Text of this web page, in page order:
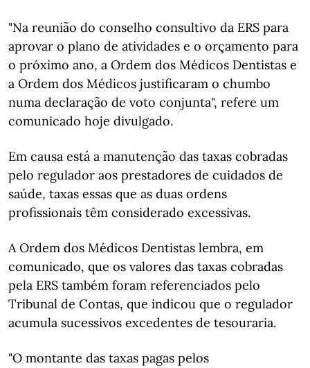
"Na reunião do conselho consultivo da ERS para
aprovar o plano de atividades e o orçamento para
o próximo ano, a Ordem dos Médicos Dentistas e
a Ordem dos Médicos justificaram o chumbo
numa declaração de voto conjunta", refere um
comunicado hoje divulgado.
Em causa está a manutenção das taxas cobradas
pelo regulador aos prestadores de cuidados de
saúde, taxas essas que as duas ordens
profissionais têm considerado excessivas.
A Ordem dos Médicos Dentistas lembra, em
comunicado, que os valores das taxas cobradas
pela ERS também foram referenciados pelo
Tribunal de Contas, que indicou que o regulador
acumula sucessivos excedentes de tesouraria.
"O montante das taxas pagas pelos